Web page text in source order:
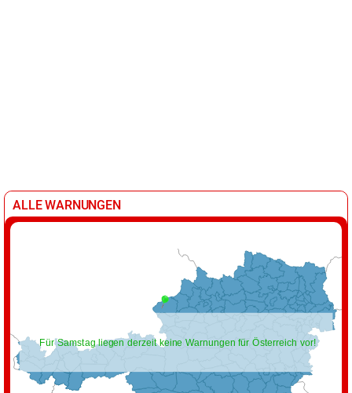
ALLE WARNUNGEN
Für Samstag liegen derzeit keine Warnungen für Österreich vor!